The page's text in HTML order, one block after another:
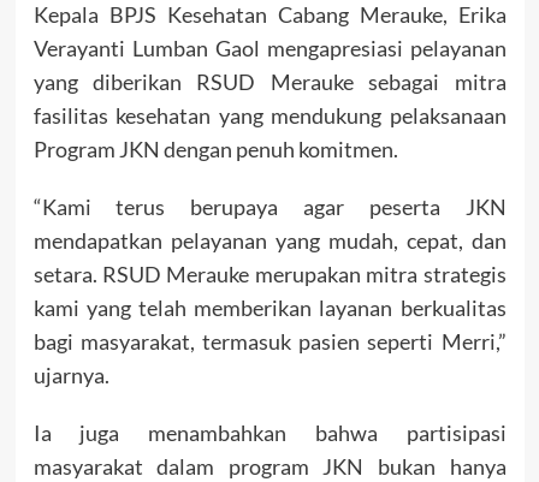
Kepala BPJS Kesehatan Cabang Merauke, Erika
Verayanti Lumban Gaol mengapresiasi pelayanan
yang diberikan RSUD Merauke sebagai mitra
fasilitas kesehatan yang mendukung pelaksanaan
Program JKN dengan penuh komitmen.
“Kami terus berupaya agar peserta JKN
mendapatkan pelayanan yang mudah, cepat, dan
setara. RSUD Merauke merupakan mitra strategis
kami yang telah memberikan layanan berkualitas
bagi masyarakat, termasuk pasien seperti Merri,”
ujarnya.
Ia juga menambahkan bahwa partisipasi
masyarakat dalam program JKN bukan hanya